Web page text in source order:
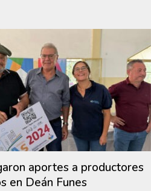
aportes a productores
en Deán Funes